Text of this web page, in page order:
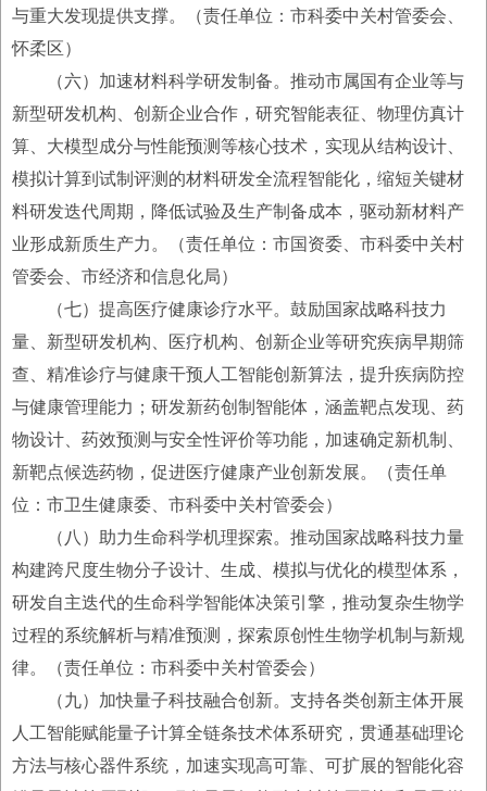
与重大发现提供支撑。（责任单位：市科委中关村管委会、
怀柔区）
（六）加速材料科学研发制备。推动市属国有企业等与
新型研发机构、创新企业合作，研究智能表征、物理仿真计
算、大模型成分与性能预测等核心技术，实现从结构设计、
模拟计算到试制评测的材料研发全流程智能化，缩短关键材
料研发迭代周期，降低试验及生产制备成本，驱动新材料产
业形成新质生产力。（责任单位：市国资委、市科委中关村
管委会、市经济和信息化局）
（七）提高医疗健康诊疗水平。鼓励国家战略科技力
量、新型研发机构、医疗机构、创新企业等研究疾病早期筛
查、精准诊疗与健康干预人工智能创新算法，提升疾病防控
与健康管理能力；研发新药创制智能体，涵盖靶点发现、药
物设计、药效预测与安全性评价等功能，加速确定新机制、
新靶点候选药物，促进医疗健康产业创新发展。（责任单
位：市卫生健康委、市科委中关村管委会）
（八）助力生命科学机理探索。推动国家战略科技力量
构建跨尺度生物分子设计、生成、模拟与优化的模型体系，
研发自主迭代的生命科学智能体决策引擎，推动复杂生物学
过程的系统解析与精准预测，探索原创性生物学机制与新规
律。（责任单位：市科委中关村管委会）
（九）加快量子科技融合创新。支持各类创新主体开展
人工智能赋能量子计算全链条技术体系研究，贯通基础理论
方法与核心器件系统，加速实现高可靠、可扩展的智能化容